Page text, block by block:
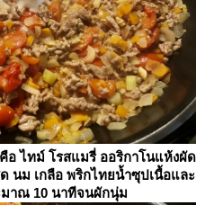
ไทม์ โรสแมรี่ ออริกาโนแห้งผัด
นม เกลือ พริกไทยน้ำซุปเนื้อและ
มาณ 10 นาทีจนผักนุ่ม